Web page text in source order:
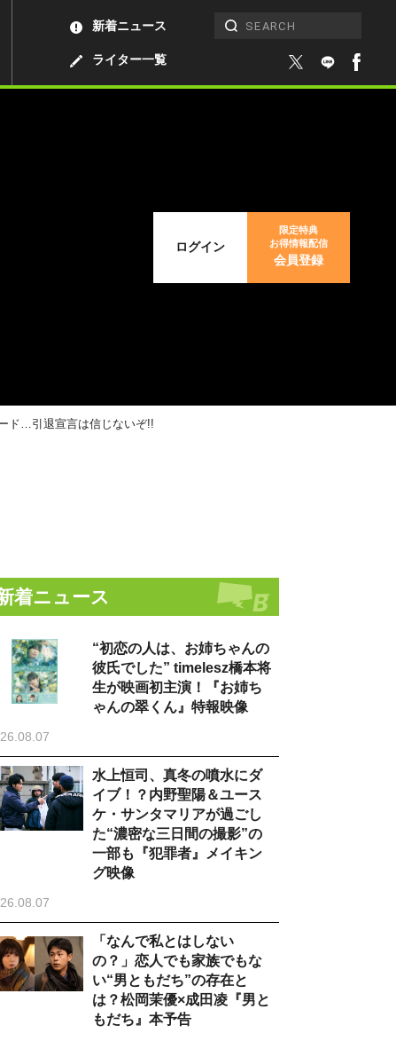
ライター一覧
新着ニュース
ログイン
限定特典
お得情報配信
会員登録
ド…引退宣言は信じないぞ!!
着ニュース
“初恋の人は、お姉ちゃんの
彼氏でした” timelesz橋本将
生が映画初主演！『お姉ち
ゃんの翠くん』特報映像
水上恒司、真冬の噴水にダ
イブ！？内野聖陽＆ユース
ケ・サンタマリアが過ごし
た“濃密な三日間の撮影”の
一部も『犯罪者』メイキン
グ映像
「なんで私とはしない
の？」恋人でも家族でもな
い“男ともだち”の存在と
は？松岡茉優×成田凌『男と
もだち』本予告